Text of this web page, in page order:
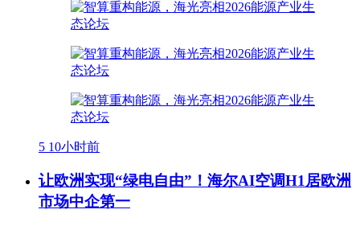
5 10小时前
让欧洲实现“绿电自由”！海尔AI空调H1居欧洲
市场中企第一